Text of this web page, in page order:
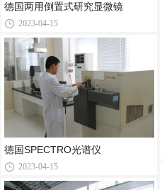
德国两用倒置式研究显微镜
2023-04-15
德国SPECTRO光谱仪
2023-04-15